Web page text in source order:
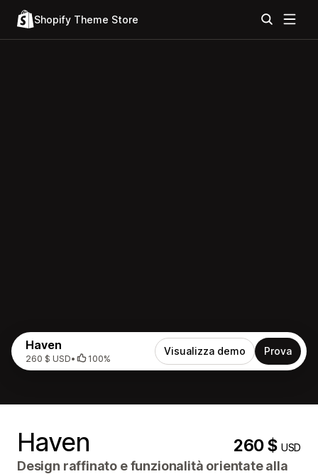
Shopify Theme Store
Haven
260 $ USD• 100%
Visualizza demo Prova
Haven 260 $USD
Design raffinato e funzionalità orientate alla